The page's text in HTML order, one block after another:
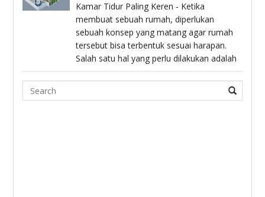
Kamar Tidur Paling Keren - Ketika
membuat sebuah rumah, diperlukan
sebuah konsep yang matang agar rumah
tersebut bisa terbentuk sesuai harapan.
Salah satu hal yang perlu dilakukan adalah
Search